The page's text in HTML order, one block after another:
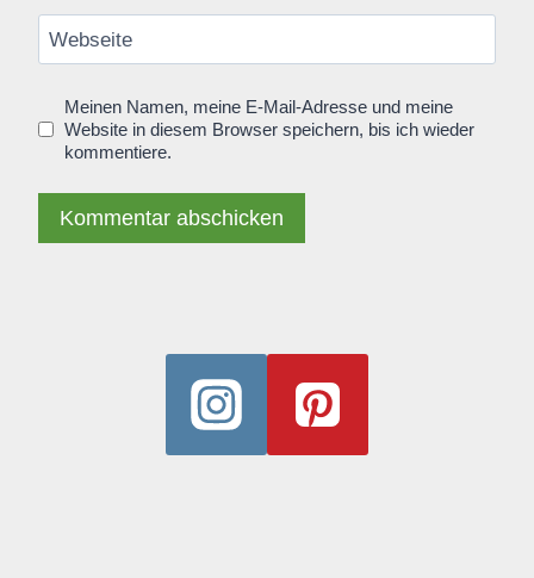
Webseite
Meinen Namen, meine E-Mail-Adresse und meine
Website in diesem Browser speichern, bis ich wieder
kommentiere.